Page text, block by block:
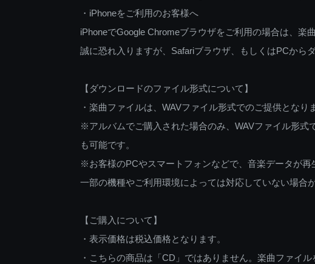
・iPhoneをご利用のお客様へ
iPhoneでGoogle Chromeブラウザをご利用の場合は、楽
誠に恐れ入りますが、Safariブラウザ、もしくはPCから
【ダウンロードのファイル形式について】
・楽曲ファイルは、WAVファイル形式でのご提供となり
※アルバムでご購入された場合のみ、WAVファイル形式
も可能です。
※お客様のPCやスマートフォンなどで、音楽データが再
一部の機種やご利用環境によっては対応していない場合
【ご購入について】
・表示価格は税込価格となります。
・こちらの商品は「CD」ではありません。楽曲ファイ